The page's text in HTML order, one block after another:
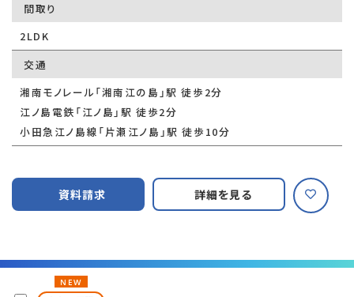
間取り
2LDK
交通
湘南モノレール「湘南江の島」駅 徒歩2分
江ノ島電鉄「江ノ島」駅 徒歩2分
小田急江ノ島線「片瀬江ノ島」駅 徒歩10分
資料請求 詳細を見る
NEW